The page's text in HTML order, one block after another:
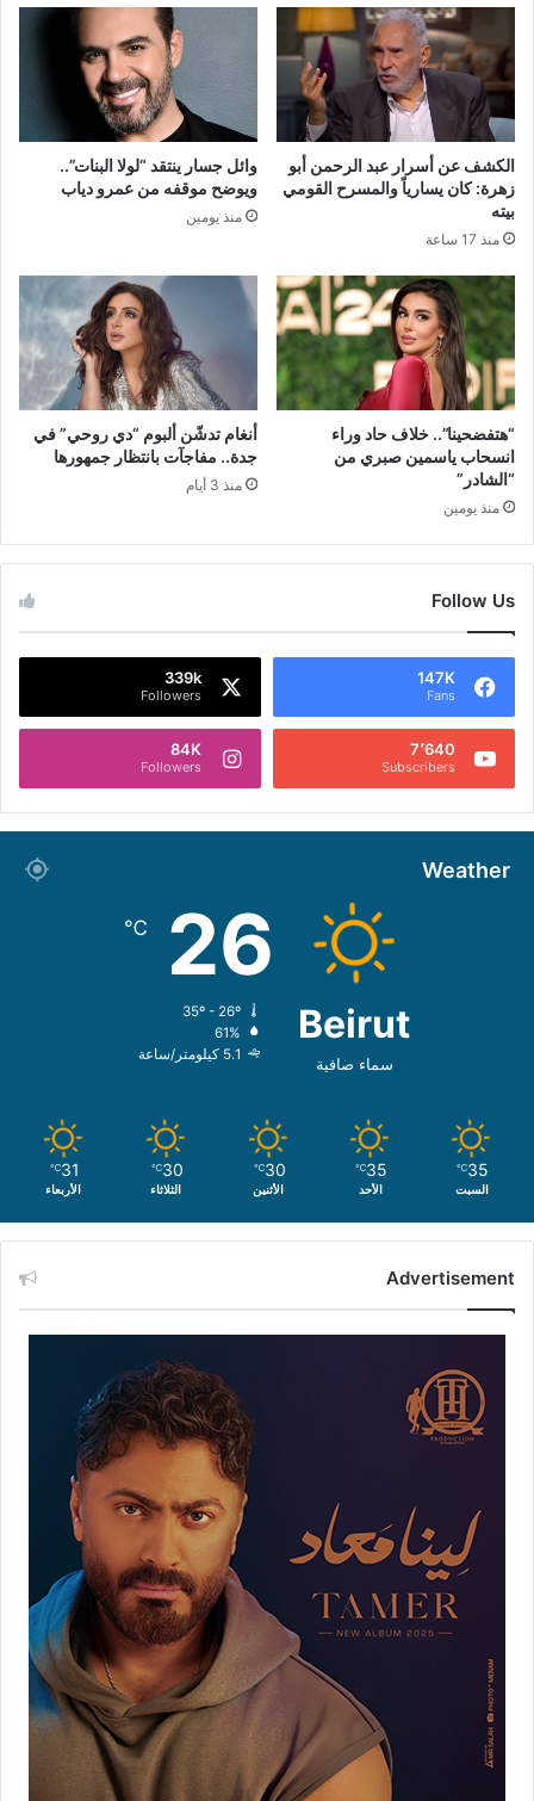
الكشف عن أسرار عبد الرحمن أبو
زهرة: كان يسارياً والمسرح القومي
بيته
منذ 17 ساعة
وائل جسار ينتقد “لولا البنات”..
ويوضح موقفه من عمرو دياب
منذ يومين
“هتفضحينا”.. خلاف حاد وراء
انسحاب ياسمين صبري من
“الشادر”
منذ يومين
أنغام تدشّن ألبوم “دي روحي” في
جدة.. مفاجآت بانتظار جمهورها
منذ 3 أيام
Follow Us
147K
Fans
339k
Followers
7٬640
Subscribers
84K
Followers
Weather
Beirut
سماء صافية
26
℃
61%
5.1 كيلومتر/ساعة
35
℃
السبت
35
℃
الأحد
30
℃
الأثنين
30
℃
الثلاثاء
31
℃
الأربعاء
Advertisement